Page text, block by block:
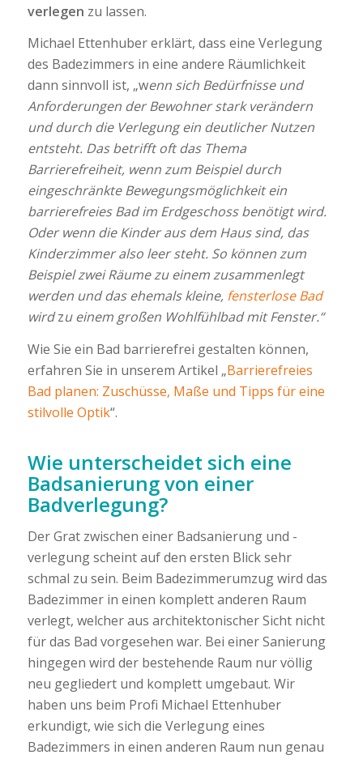
verlegen zu lassen.
Michael Ettenhuber erklärt, dass eine Verlegung
des Badezimmers in eine andere Räumlichkeit
dann sinnvoll ist, „wenn sich Bedürfnisse und
Anforderungen der Bewohner stark verändern
und durch die Verlegung ein deutlicher Nutzen
entsteht. Das betrifft oft das Thema
Barrierefreiheit, wenn zum Beispiel durch
eingeschränkte Bewegungsmöglichkeit ein
barrierefreies Bad im Erdgeschoss benötigt wird.
Oder wenn die Kinder aus dem Haus sind, das
Kinderzimmer also leer steht. So können zum
Beispiel zwei Räume zu einem zusammenlegt
werden und das ehemals kleine, fensterlose Bad
wirdzu einem großen Wohlfühlbad mit Fenster.“
Wie Sie ein Bad barrierefrei gestalten können,
erfahren Sie in unserem Artikel „Barrierefreies
Bad planen: Zuschüsse, Maße und Tipps für eine
stilvolle Optik“.
Wie unterscheidet sich eine
Badsanierung von einer
Badverlegung?
Der Grat zwischen einer Badsanierung und -
verlegung scheint auf den ersten Blick sehr
schmal zu sein. Beim Badezimmerumzug wird das
Badezimmer in einen komplett anderen Raum
verlegt, welcher aus architektonischer Sicht nicht
für das Bad vorgesehen war. Bei einer Sanierung
hingegen wird der bestehende Raum nur völlig
neu gegliedert und komplett umgebaut. Wir
haben uns beim Profi Michael Ettenhuber
erkundigt, wie sich die Verlegung eines
Badezimmers in einen anderen Raum nun genau